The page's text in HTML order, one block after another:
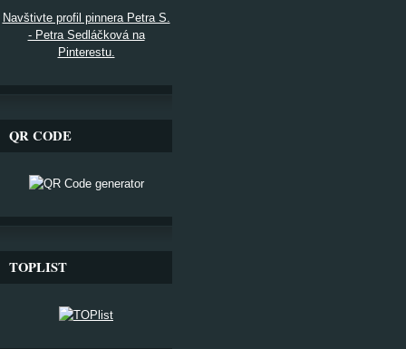
Navštivte profil pinnera Petra S.
- Petra Sedláčková na
Pinterestu.
QR CODE
TOPLIST